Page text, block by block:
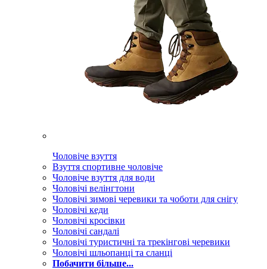
Чоловіче взуття
Взуття спортивне чоловіче
Чоловіче взуття для води
Чоловічі велінгтони
Чоловічі зимові черевики та чоботи для снігу
Чоловічі кеди
Чоловічі кросівки
Чоловічі сандалі
Чоловічі туристичні та трекінгові черевики
Чоловічі шльопанці та сланці
Побачити більше...